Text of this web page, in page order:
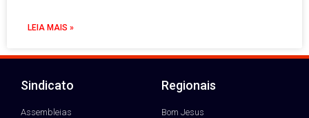
LEIA MAIS »
Sindicato
Assembleias
Regionais
Bom Jesus